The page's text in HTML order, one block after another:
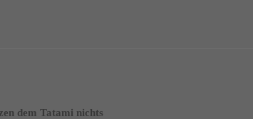
dem Tatami nichts